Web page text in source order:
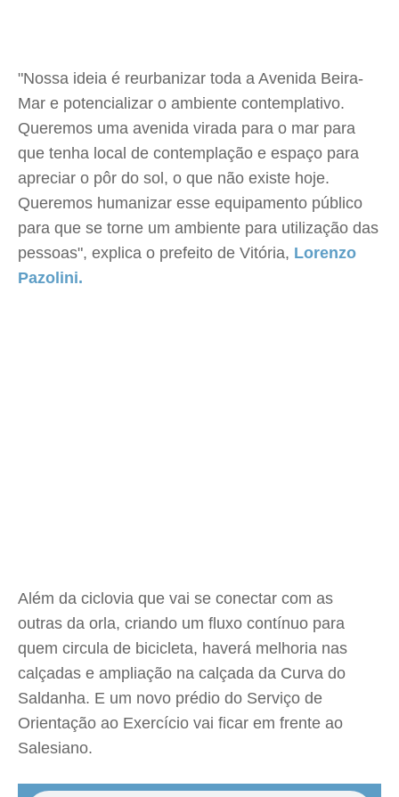
"Nossa ideia é reurbanizar toda a Avenida Beira-
Mar e potencializar o ambiente contemplativo.
Queremos uma avenida virada para o mar para
que tenha local de contemplação e espaço para
apreciar o pôr do sol, o que não existe hoje.
Queremos humanizar esse equipamento público
para que se torne um ambiente para utilização das
pessoas", explica o prefeito de Vitória, Lorenzo
Pazolini.
Além da ciclovia que vai se conectar com as
outras da orla, criando um fluxo contínuo para
quem circula de bicicleta, haverá melhoria nas
calçadas e ampliação na calçada da Curva do
Saldanha. E um novo prédio do Serviço de
Orientação ao Exercício vai ficar em frente ao
Salesiano.